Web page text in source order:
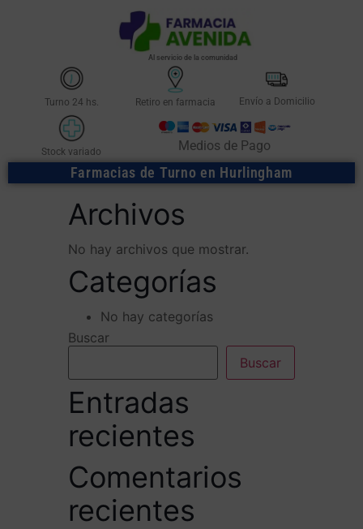
Al servicio de la comunidad
Turno 24 hs. Retiro en farmacia Envío a Domicilio
Stock variado Medios de Pago
Farmacias de Turno en Hurlingham
Archivos
No hay archivos que mostrar.
Categorías
No hay categorías
Buscar
Buscar
Entradas
recientes
Comentarios
recientes